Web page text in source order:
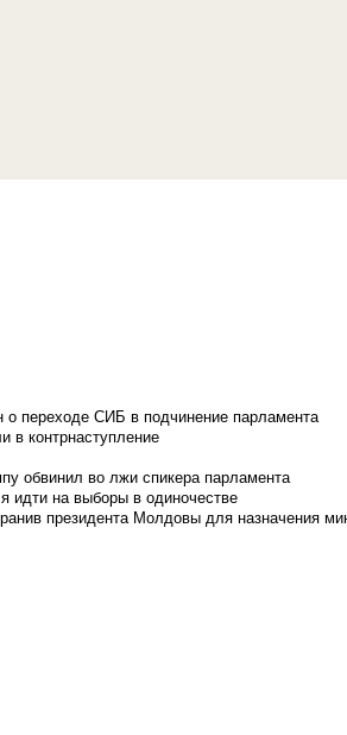
о переходе СИБ в подчинение парламента
в контрнаступление
обвинил во лжи спикера парламента
идти на выборы в одиночестве
президента Молдовы для назначения